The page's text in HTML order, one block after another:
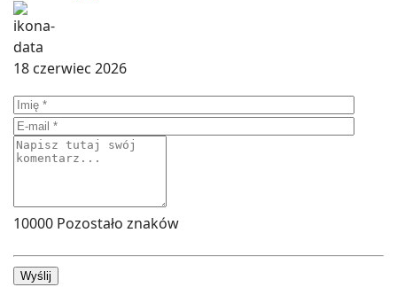
18 czerwiec 2026
10000 Pozostało znaków
Wyślij